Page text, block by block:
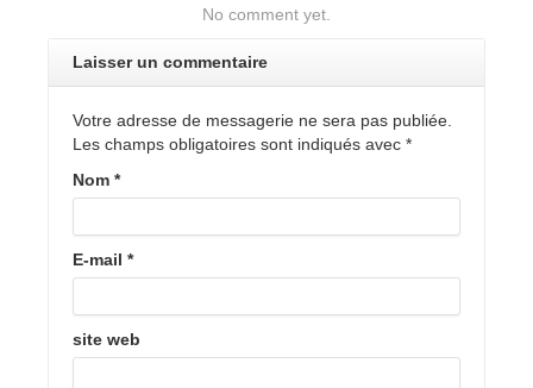
No comment yet.
Laisser un commentaire
Votre adresse de messagerie ne sera pas publiée.
Les champs obligatoires sont indiqués avec *
Nom *
E-mail *
site web